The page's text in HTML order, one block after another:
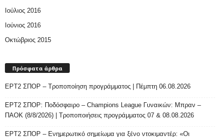
Ιούλιος 2016
Ιούνιος 2016
Οκτώβριος 2015
Πρόσφατα άρθρα
ΕΡΤ2 ΣΠΟΡ – Τροποποίηση προγράμματος | Πέμπτη 06.08.2026
ΕΡΤ2 ΣΠΟΡ: Ποδόσφαιρο – Champions League Γυναικών: Μπραν –
ΠΑΟΚ (8/8/2026) | Τροποποιήσεις προγράμματος 07 & 08.08.2026
ΕΡΤ2 ΣΠΟΡ – Ενημερωτικό σημείωμα για ξένο ντοκιμαντέρ: «Οι